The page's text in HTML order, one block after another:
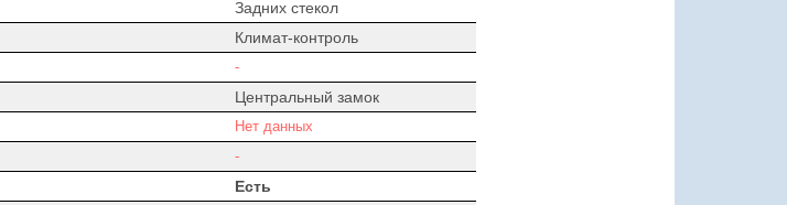
Задних стекол
Климат-контроль
-
Центральный замок
Нет данных
-
Есть